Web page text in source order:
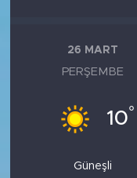
26 MART
PERŞEMBE
10°
Güneşli